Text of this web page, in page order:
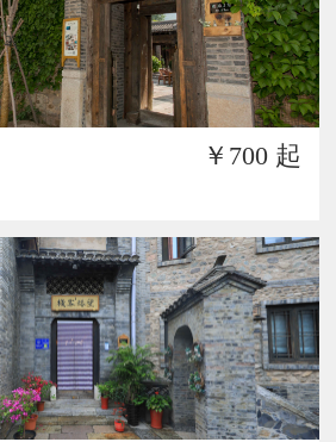
￥700 起